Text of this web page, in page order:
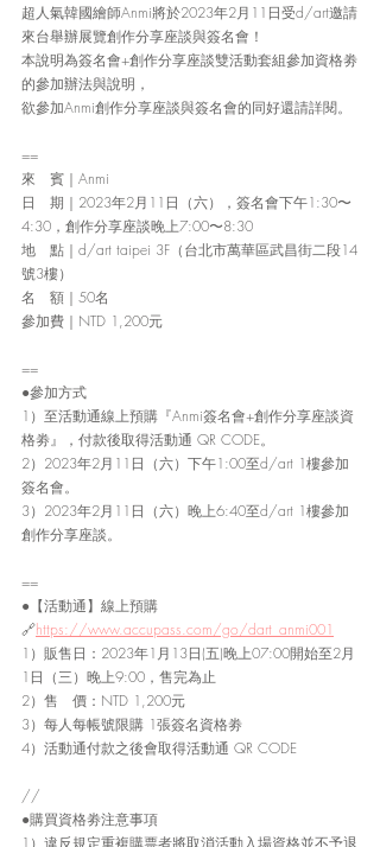
超人氣韓國繪師Anmi將於2023年2月11日受d/art邀請
來台舉辦展覽創作分享座談與簽名會！
本說明為簽名會+創作分享座談雙活動套組參加資格劵
的參加辦法與說明，
欲參加Anmi創作分享座談與簽名會的同好還請詳閱。
==
來　賓｜Anmi
日　期｜2023年2月11日（六），簽名會下午1:30〜
4:30，創作分享座談晚上7:00〜8:30
地　點｜d/art taipei 3F（台北市萬華區武昌街二段14
號3樓）
名　額｜50名
參加費｜NTD 1,200元
==
●參加方式
1）至活動通線上預購『Anmi簽名會+創作分享座談資
格劵』，付款後取得活動通 QR CODE。
2）2023年2月11日（六）下午1:00至d/art 1樓參加
簽名會。
3）2023年2月11日（六）晚上6:40至d/art 1樓參加
創作分享座談。
==
●【活動通】線上預購
🔗https://www.accupass.com/go/dart_anmi001
1）販售日：2023年1月13日(五)晚上07:00開始至2月
1日（三）晚上9:00，售完為止
2）售　價：NTD 1,200元
3）每人每帳號限購 1張簽名資格劵
4）活動通付款之後會取得活動通 QR CODE
//
●購買資格劵注意事項
1）違反規定重複購票者將取消活動入場資格並不予退